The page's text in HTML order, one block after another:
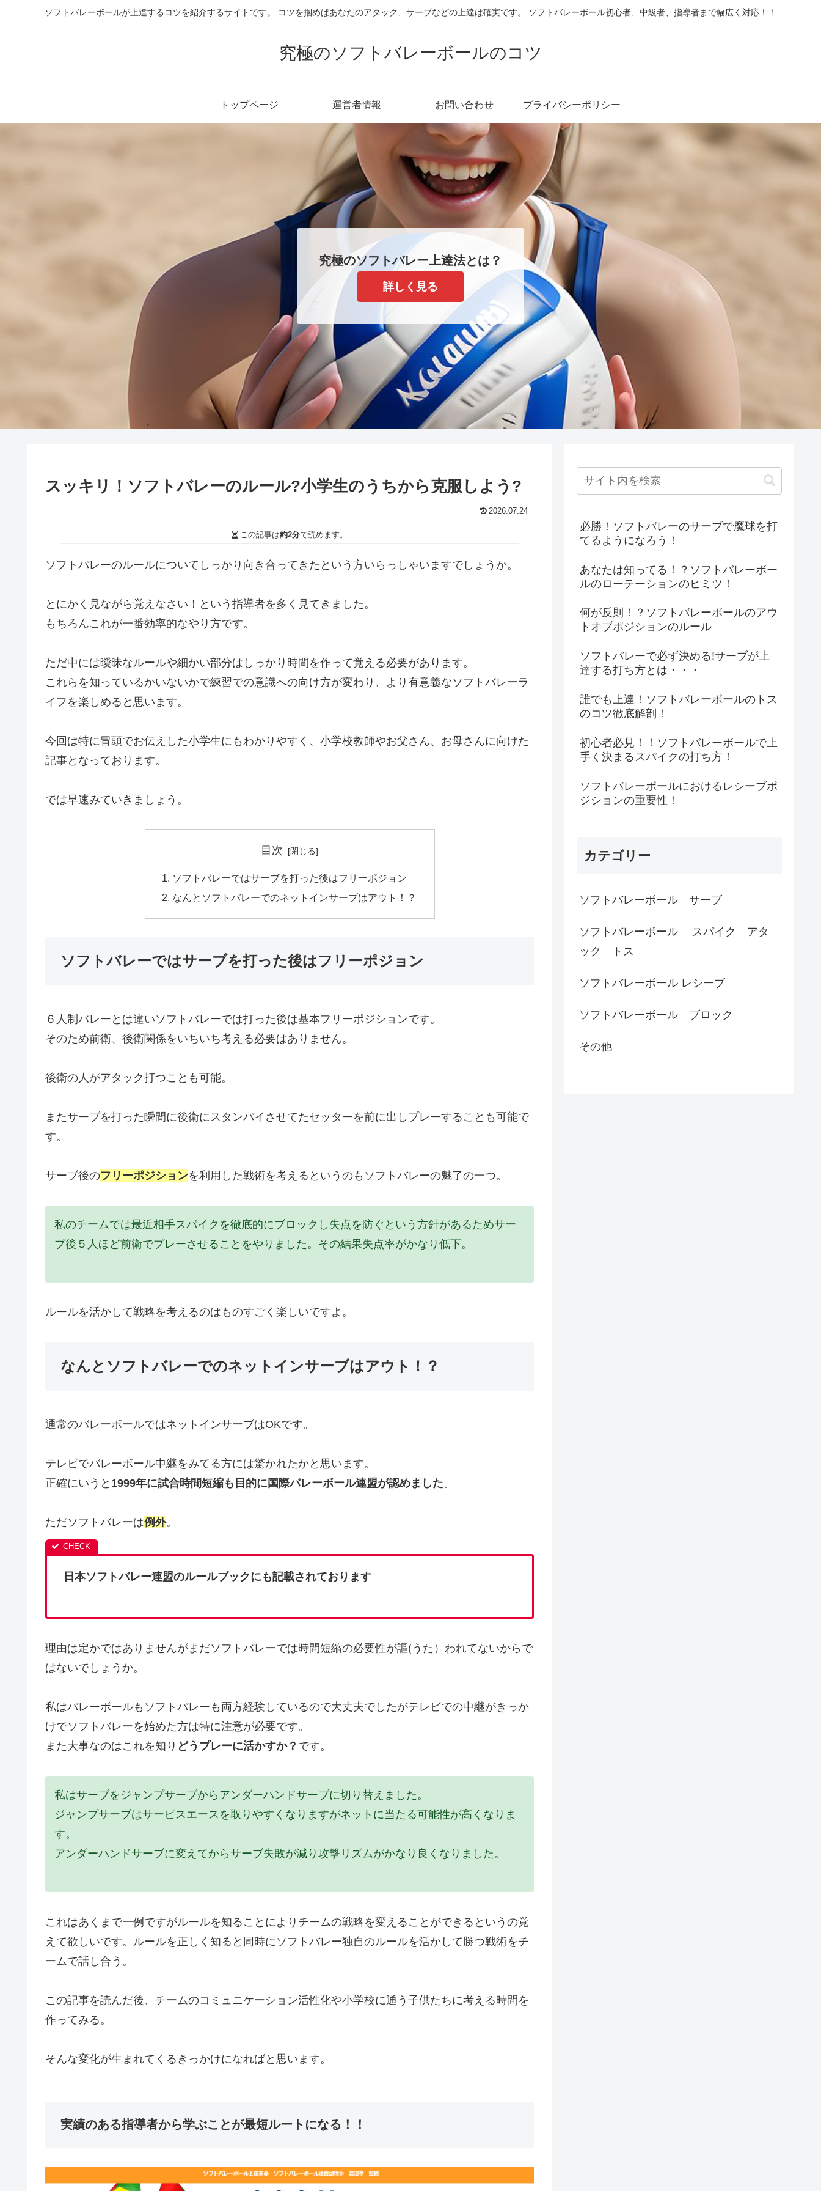
ソフトバレーボールが上達するコツを紹介するサイトです。 コツを掴めばあなたのアタック、サーブなどの上達は確実です。 ソフトバレーボール初心者、中級者、指導者まで幅広く対応！！
究極のソフトバレーボールのコツ
トップページ 運営者情報 お問い合わせ プライバシーポリシー
究極のソフトバレー上達法とは？
詳しく見る
スッキリ！ソフトバレーのルール?小学生のうちから克服しよう?
2026.07.24
この記事は約2分で読めます。
ソフトバレーのルールについてしっかり向き合ってきたという方いらっしゃいますでしょうか。
とにかく見ながら覚えなさい！という指導者を多く見てきました。
もちろんこれが一番効率的なやり方です。
ただ中には曖昧なルールや細かい部分はしっかり時間を作って覚える必要があります。
これらを知っているかいないかで練習での意識への向け方が変わり、より有意義なソフトバレーラ
イフを楽しめると思います。
今回は特に冒頭でお伝えした小学生にもわかりやすく、小学校教師やお父さん、お母さんに向けた
記事となっております。
では早速みていきましょう。
目次
ソフトバレーではサーブを打った後はフリーポジョン
なんとソフトバレーでのネットインサーブはアウト！？
ソフトバレーではサーブを打った後はフリーポジョン
６人制バレーとは違いソフトバレーでは打った後は基本フリーポジションです。
そのため前衛、後衛関係をいちいち考える必要はありません。
後衛の人がアタック打つことも可能。
またサーブを打った瞬間に後衛にスタンバイさせてたセッターを前に出しプレーすることも可能で
す。
サーブ後のフリーポジションを利用した戦術を考えるというのもソフトバレーの魅了の一つ。
私のチームでは最近相手スパイクを徹底的にブロックし失点を防ぐという方針があるためサー
ブ後５人ほど前衛でプレーさせることをやりました。その結果失点率がかなり低下。
ルールを活かして戦略を考えるのはものすごく楽しいですよ。
なんとソフトバレーでのネットインサーブはアウト！？
通常のバレーボールではネットインサーブはOKです。
テレビでバレーボール中継をみてる方には驚かれたかと思います。
正確にいうと 1999年に試合時間短縮も目的に国際バレーボール連盟が認めました。
ただソフトバレーは例外。
日本ソフトバレー連盟のルールブックにも記載されております
理由は定かではありませんがまだソフトバレーでは時間短縮の必要性が謳(うた）われてないからで
はないでしょうか。
私はバレーボールもソフトバレーも両方経験しているので大丈夫でしたがテレビでの中継がきっか
けでソフトバレーを始めた方は特に注意が必要です。
また大事なのはこれを知り どうプレーに活かすか？ です。
私はサーブをジャンプサーブからアンダーハンドサーブに切り替えました。
ジャンプサーブはサービスエースを取りやすくなりますがネットに当たる可能性が高くなりま
す。
アンダーハンドサーブに変えてからサーブ失敗が減り攻撃リズムがかなり良くなりました。
これはあくまで一例ですがルールを知ることによりチームの戦略を変えることができるというの覚
えて欲しいです。ルールを正しく知ると同時にソフトバレー独自のルールを活かして勝つ戦術をチ
ームで話し合う。
この記事を読んだ後、チームのコミュニケーション活性化や小学校に通う子供たちに考える時間を
作ってみる。
そんな変化が生まれてくるきっかけになればと思います。
実績のある指導者から学ぶことが最短ルートになる！！
必勝！ソフトバレーのサーブで魔球を打
てるようになろう！
あなたは知ってる！？ソフトバレーボー
ルのローテーションのヒミツ！
何が反則！？ソフトバレーボールのアウ
トオブポジションのルール
ソフトバレーで必ず決める!サーブが上
達する打ち方とは・・・
誰でも上達！ソフトバレーボールのトス
のコツ徹底解剖！
初心者必見！！ソフトバレーボールで上
手く決まるスパイクの打ち方！
ソフトバレーボールにおけるレシーブポ
ジションの重要性！
カテゴリー
ソフトバレーボール サーブ
ソフトバレーボール スパイク アタ
ック トス
ソフトバレーボール レシーブ
ソフトバレーボール ブロック
その他